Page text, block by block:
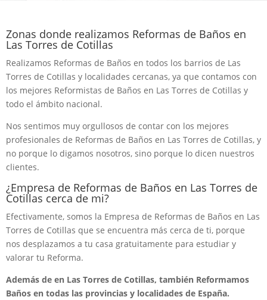
Zonas donde realizamos Reformas de Baños en
Las Torres de Cotillas
Realizamos Reformas de Baños en todos los barrios de Las
Torres de Cotillas y localidades cercanas, ya que contamos con
los mejores Reformistas de Baños en Las Torres de Cotillas y
todo el ámbito nacional.
Nos sentimos muy orgullosos de contar con los mejores
profesionales de Reformas de Baños en Las Torres de Cotillas, y
no porque lo digamos nosotros, sino porque lo dicen nuestros
clientes.
¿Empresa de Reformas de Baños en Las Torres de
Cotillas cerca de mi?
Efectivamente, somos la Empresa de Reformas de Baños en Las
Torres de Cotillas que se encuentra más cerca de ti, porque
nos desplazamos a tu casa gratuitamente para estudiar y
valorar tu Reforma.
Además de en Las Torres de Cotillas, también Reformamos
Baños en todas las provincias y localidades de España.